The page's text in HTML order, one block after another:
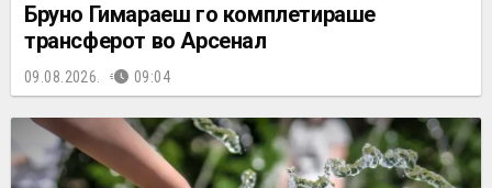
Бруно Гимараеш го комплетираше
трансферот во Арсенал
09.08.2026. 09:04